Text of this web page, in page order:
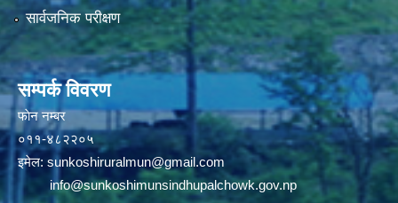
सार्वजनिक परीक्षण
सम्पर्क विवरण
फाेन न‌‍‍‍‌‌म्बर
०११-४८२२०५
इमेल: sunkoshiruralmun@gmail.com
info@sunkoshimunsindhupalchowk.gov.np